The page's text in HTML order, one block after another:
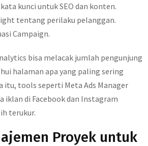
kunci untuk SEO dan konten.
tentang perilaku pelanggan.
Campaign.
bisa melacak jumlah pengunjung
halaman apa yang paling sering
itu, tools seperti Meta Ads Manager
iklan di Facebook dan Instagram
terukur.
Proyek untuk